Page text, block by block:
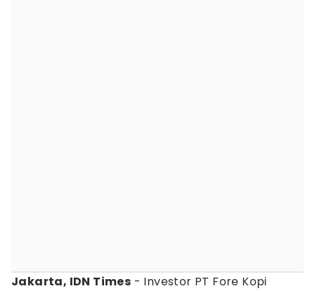
Jakarta, IDN Times - Investor PT Fore Kopi